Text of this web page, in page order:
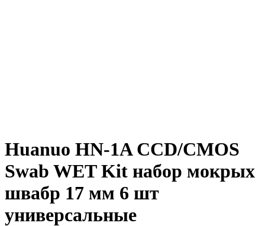
Huanuo HN-1A CCD/CMOS
Swab WET Kit набор мокрых
швабр 17 мм 6 шт
универсальные